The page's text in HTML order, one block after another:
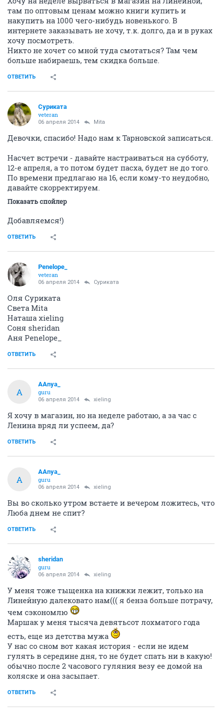
там по оптовым ценам можно книги купить и
накупить на 1000 чего-нибудь новенького. В
интернете заказывать не хочу, т.к. долго, да и в руках
хочу посмотреть.
Никто не хочет со мной туда смотаться? Там чем
больше набираешь, тем скидка больше.
ОТВЕТИТЬ
Суриката
veteran
06 апреля 2014 Mita
Девочки, спасибо! Надо нам к Тарновской записаться.
Насчет встречи - давайте настраиваться на субботу,
12-е апреля, а то потом будет пасха, будет не до того.
По времени предлагаю на 16, если кому-то неудобно,
давайте скорректируем.
Показать спойлер
Добавляемся!)
ОТВЕТИТЬ
Penelope_
veteran
06 апреля 2014 Суриката
Оля Суриката
Света Mita
Наташа xieling
Соня sheridan
Аня Penelope_
ОТВЕТИТЬ
A
AAnya_
guru
06 апреля 2014 xieling
Я хочу в магазин, но на неделе работаю, а за час с
Ленина вряд ли успеем, да?
ОТВЕТИТЬ
A
AAnya_
guru
06 апреля 2014 xieling
Вы во сколько утром встаете и вечером ложитесь, что
Люба днем не спит?
ОТВЕТИТЬ
sheridan
guru
06 апреля 2014 xieling
У меня тоже тыщенка на книжки лежит, только на
Линейную далековато нам((( я бенза больше потрачу,
чем сэкономлю
Маршак у меня тысяча девятьсот лохматого года
есть, еще из детства мужа
У нас со сном вот какая история - если не идем
гулять в середине дня, то не будет спать ни в какую!
обычно после 2 часового гуляния везу ее домой на
коляске и она засыпает.
ОТВЕТИТЬ